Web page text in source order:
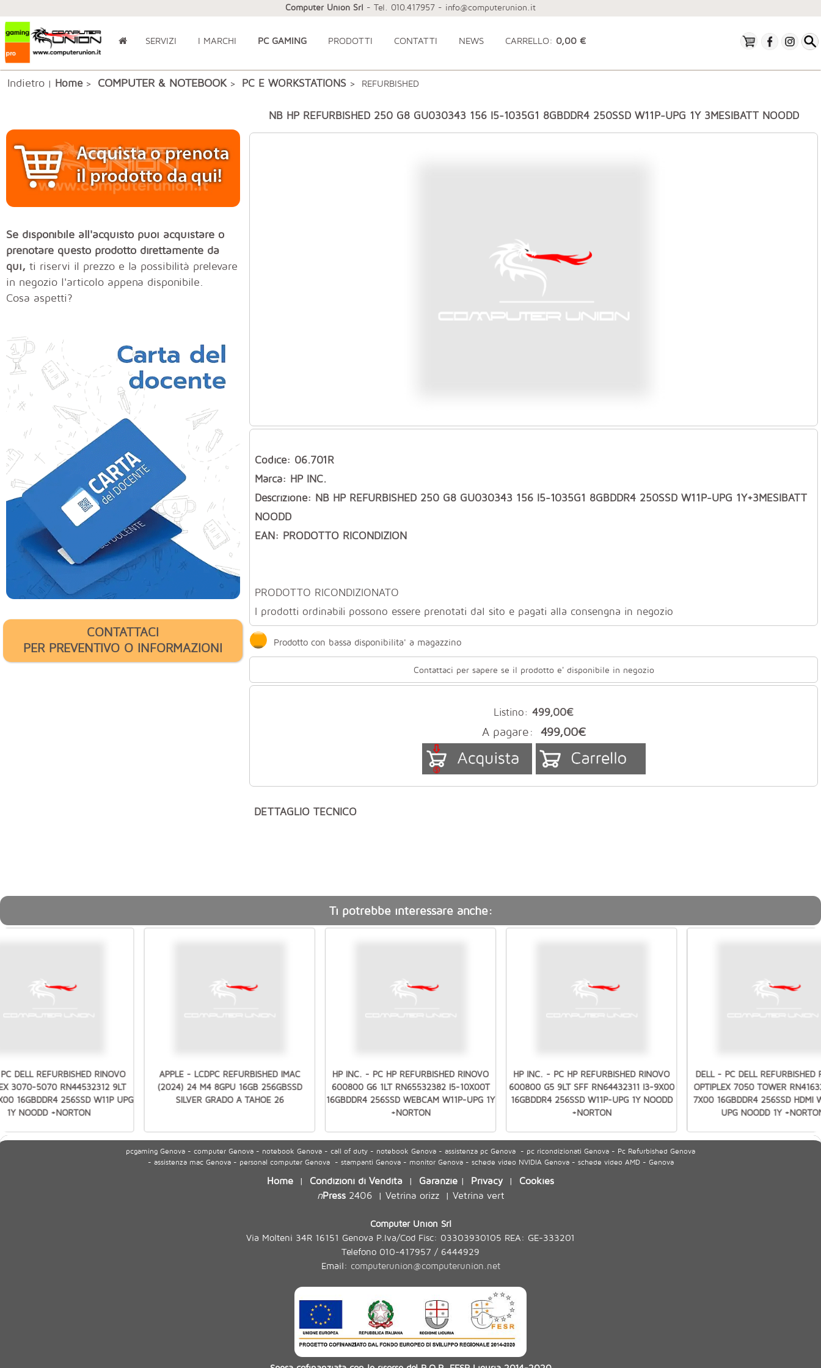
Computer Union Srl - Tel. 010.417957 - info@computerunion.it
SERVIZI I MARCHI PC GAMING PRODOTTI CONTATTI NEWS CARRELLO: 0,00 €
Indietro | Home> COMPUTER & NOTEBOOK > PC E WORKSTATIONS > REFURBISHED
Se disponibile all'acquisto puoi acquistare o
prenotare questo prodotto direttamente da
qui, ti riservi il prezzo e la possibilità prelevare
in negozio l'articolo appena disponibile.
Cosa aspetti?
CONTATTACI
PER PREVENTIVO O INFORMAZIONI
NB HP REFURBISHED 250 G8 GU030343 156 I5-1035G1 8GBDDR4 250SSD W11P-UPG 1Y 3MESIBATT NOODD
Codice: 06.701R
Marca: HP INC.
Descrizione: NB HP REFURBISHED 250 G8 GU030343 156 I5-1035G1 8GBDDR4 250SSD W11P-UPG 1Y+3MESIBATT
NOODD
EAN: PRODOTTO RICONDIZION
PRODOTTO RICONDIZIONATO
I prodotti ordinabili possono essere prenotati dal sito e pagati alla consengna in negozio
Prodotto con bassa disponibilita' a magazzino
Contattaci per sapere se il prodotto e' disponibile in negozio
Listino:499,00€
A pagare: 499,00€
DETTAGLIO TECNICO
Ti potrebbe interessare anche:
APPLE - LCDPC REFURBISHED IMAC
(2024) 24 M4 8GPU 16GB 256GBSSD
SILVER GRADO A TAHOE 26
HP INC. - PC HP REFURBISHED RINOVO
600800 G6 1LT RN65532382 I5-10X00T
16GBDDR4 256SSD WEBCAM W11P-UPG 1Y
+NORTON
HP INC. - PC HP REFURBISHED RINOVO
600800 G5 9LT SFF RN64432311 I3-9X00
16GBDDR4 256SSD W11P-UPG 1Y NOODD
+NORTON
DELL - PC DELL REFURBISHED
OPTIPLEX 7050 TOWER
7X00 16GBDDR4 256SSD HDMI
UPG NOODD 1Y
DELL REFURBISHED RINOVO
3070-5070 RN44532312 9LT
16GBDDR4 256SSD W11P UPG
1Y NOODD +NORTON
pcgaming Genova - computer Genova - notebook Genova - call of duty - notebook Genova - assistenza pc Genova - pc ricondizionati Genova - Pc Refurbished Genova
- assistenza mac Genova - personal computer Genova - stampanti Genova - monitor Genova - schede video NVIDIA Genova - schede video AMD - Genova
Home | Condizioni di Vendita | Garanzie | Privacy| Cookies
nPress2406| Vetrina orizz| Vetrina vert
Computer Union Srl
Via Molteni 34R 16151 Genova P.Iva/Cod Fisc: 03303930105 REA: GE-333201
Telefono 010-417957 / 6444929
Email: computerunion@computerunion.net